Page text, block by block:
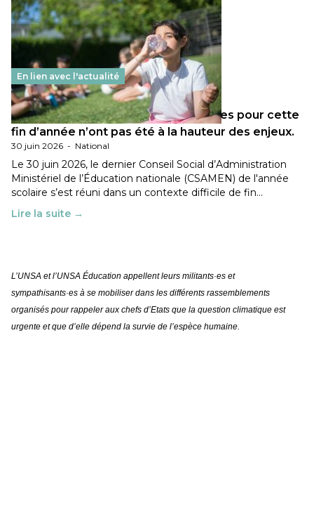
En lien avec l'actualité
Les décisions ministérielles attendues pour cette
fin d’année n’ont pas été à la hauteur des enjeux.
30 juin 2026 - National
Le 30 juin 2026, le dernier Conseil Social d’Administration
Ministériel de l’Éducation nationale (CSAMEN) de l'année
scolaire s’est réuni dans un contexte difficile de fin…
Lire la suite →
L’UNSA et l’UNSA Éducation appellent leurs militants·es et
sympathisants·es à se mobiliser dans les différents rassemblements
organisés pour rappeler aux chefs d’Etats que la question climatique est
urgente et que d’elle dépend la survie de l’espèce humaine.